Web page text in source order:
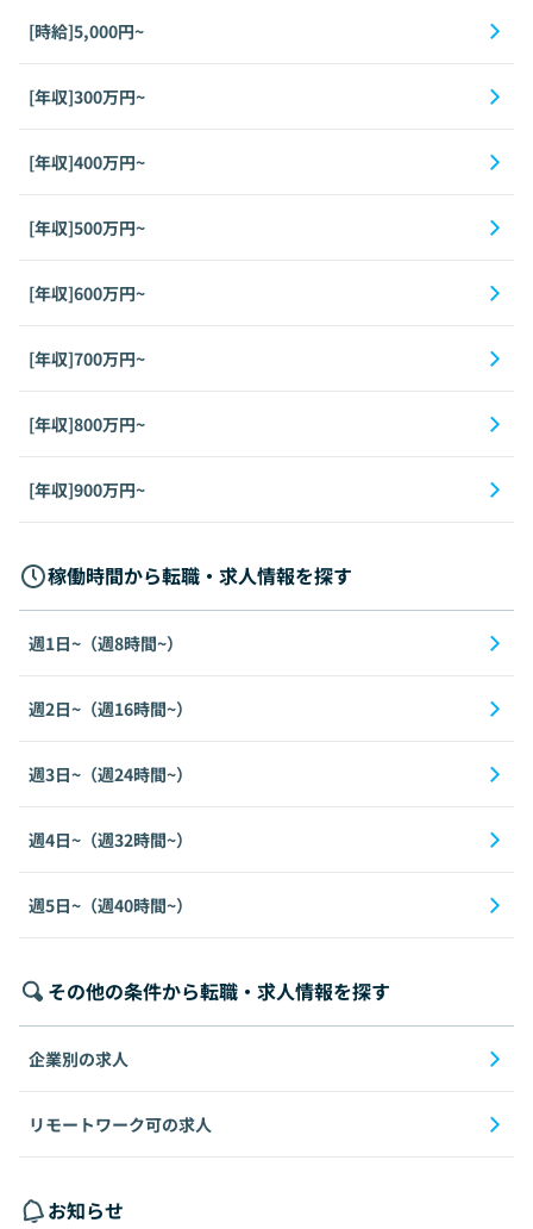
[時給]5,000円~
[年収]300万円~
[年収]400万円~
[年収]500万円~
[年収]600万円~
[年収]700万円~
[年収]800万円~
[年収]900万円~
稼働時間から転職・求人情報を探す
週1日~（週8時間~）
週2日~（週16時間~）
週3日~（週24時間~）
週4日~（週32時間~）
週5日~（週40時間~）
その他の条件から転職・求人情報を探す
企業別の求人
リモートワーク可の求人
お知らせ